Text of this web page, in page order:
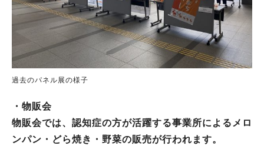
過去のパネル展の様子
・物販会
物販会では、認知症の方が活躍する事業所によるメロ
ンパン・どら焼き・野菜の販売が行われます。